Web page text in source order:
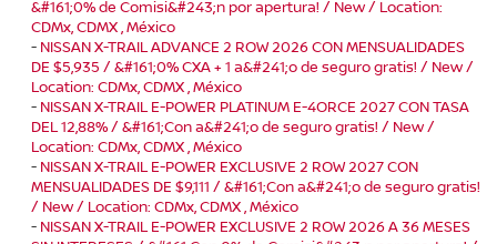
&#161;0% de Comisi&#243;n por apertura! / New / Location:
CDMx, CDMX , México
- NISSAN X-TRAIL ADVANCE 2 ROW 2026 CON MENSUALIDADES
DE $5,935 / &#161;0% CXA + 1 a&#241;o de seguro gratis! / New /
Location: CDMx, CDMX , México
- NISSAN X-TRAIL E-POWER PLATINUM E-4ORCE 2027 CON TASA
DEL 12,88% / &#161;Con a&#241;o de seguro gratis! / New /
Location: CDMx, CDMX , México
- NISSAN X-TRAIL E-POWER EXCLUSIVE 2 ROW 2027 CON
MENSUALIDADES DE $9,111 / &#161;Con a&#241;o de seguro gratis!
/ New / Location: CDMx, CDMX , México
- NISSAN X-TRAIL E-POWER EXCLUSIVE 2 ROW 2026 A 36 MESES